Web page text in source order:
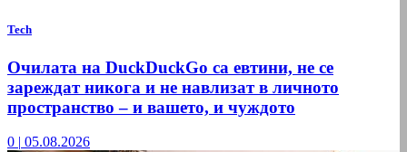
Tech
Очилата на DuckDuckGo са евтини, не се
зареждат никога и не навлизат в личното
пространство – и вашето, и чуждото
0 | 05.08.2026